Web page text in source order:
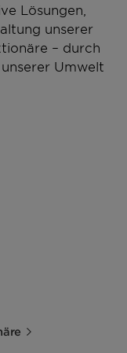
Lösungen,
unserer
– durch
Umwelt